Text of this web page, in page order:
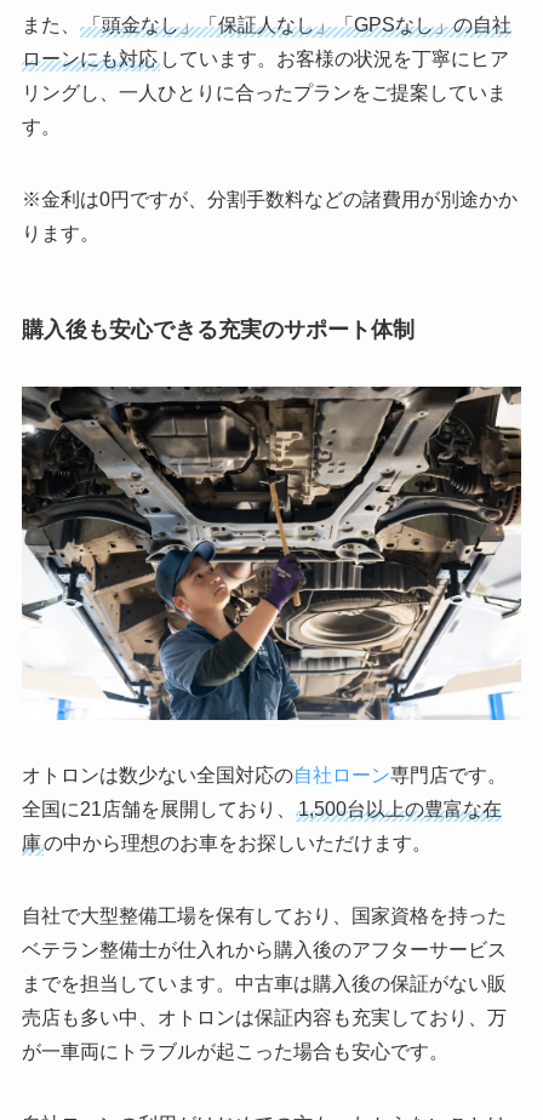
また、
「頭金なし」「保証人なし」「GPSなし」の自社
ローンにも対応しています。お客様の状況を丁寧にヒア
リングし、一人ひとりに合ったプランをご提案していま
す。
※金利は0円ですが、分割手数料などの諸費用が別途かか
ります。
購入後も安心できる充実のサポート体制
オトロンは数少ない全国対応の自社ローン専門店です。
全国に21店舗を展開しており、
1,500台以上の豊富な在
庫の中から理想のお車をお探しいただけます。
自社で大型整備工場を保有しており、国家資格を持った
ベテラン整備士が仕入れから購入後のアフターサービス
までを担当しています。中古車は購入後の保証がない販
売店も多い中、オトロンは保証内容も充実しており、万
が一車両にトラブルが起こった場合も安心です。